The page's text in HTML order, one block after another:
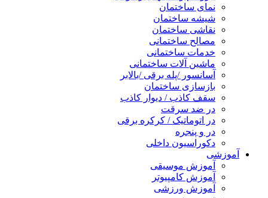
نمای ساختمان
شیشه ساختمان
نقاشی ساختمان
مصالح ساختمانی
خدمات ساختمانی
ماشین آلات ساختمانی
آسانسور /پله برقی /بالابر
بازسازی ساختمان
سقف کاذب / دیوار کاذب
در ضد سرقت
در اتوماتیک / کرکره برقی
در و پنجره
دکوراسیون داخلی
آموزشی
آموزش موسیقی
آموزش کامپیوتر
آموزش ورزشی